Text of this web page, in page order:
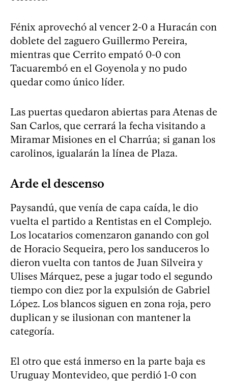
Fénix aprovechó al vencer 2-0 a Huracán con
doblete del zaguero Guillermo Pereira,
mientras que Cerrito empató 0-0 con
Tacuarembó en el Goyenola y no pudo
quedar como único líder.
Las puertas quedaron abiertas para Atenas de
San Carlos, que cerrará la fecha visitando a
Miramar Misiones en el Charrúa; si ganan los
carolinos, igualarán la línea de Plaza.
Arde el descenso
Paysandú, que venía de capa caída, le dio
vuelta el partido a Rentistas en el Complejo.
Los locatarios comenzaron ganando con gol
de Horacio Sequeira, pero los sanduceros lo
dieron vuelta con tantos de Juan Silveira y
Ulises Márquez, pese a jugar todo el segundo
tiempo con diez por la expulsión de Gabriel
López. Los blancos siguen en zona roja, pero
duplican y se ilusionan con mantener la
categoría.
El otro que está inmerso en la parte baja es
Uruguay Montevideo, que perdió 1-0 con